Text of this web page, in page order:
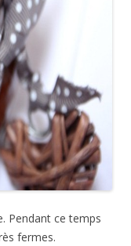
Pendant ce temps
fermes.